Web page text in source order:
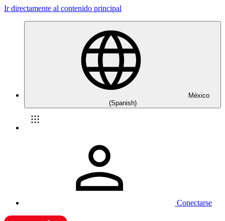
Ir directamente al contenido principal
México
(Spanish)
Conectarse